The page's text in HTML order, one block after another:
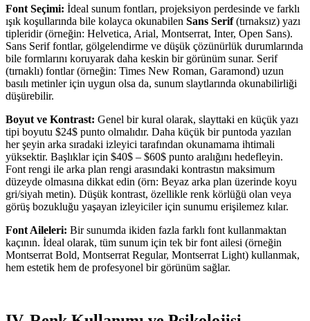
Font Seçimi: İdeal sunum fontları, projeksiyon perdesinde ve farklı
ışık koşullarında bile kolayca okunabilen Sans Serif(tırnaksız) yazı
tipleridir (örneğin: Helvetica, Arial, Montserrat, Inter, Open Sans).
Sans Serif fontlar, gölgelendirme ve düşük çözünürlük durumlarında
bile formlarını koruyarak daha keskin bir görünüm sunar. Serif
(tırnaklı) fontlar (örneğin: Times New Roman, Garamond) uzun
basılı metinler için uygun olsa da, sunum slaytlarında okunabilirliği
düşürebilir.
Boyut ve Kontrast: Genel bir kural olarak, slayttaki en küçük yazı
tipi boyutu $24$ punto olmalıdır. Daha küçük bir puntoda yazılan
her şeyin arka sıradaki izleyici tarafından okunamama ihtimali
yüksektir. Başlıklar için $40$ – $60$ punto aralığını hedefleyin.
Font rengi ile arka plan rengi arasındaki kontrastın maksimum
düzeyde olmasına dikkat edin (örn: Beyaz arka plan üzerinde koyu
gri/siyah metin). Düşük kontrast, özellikle renk körlüğü olan veya
görüş bozukluğu yaşayan izleyiciler için sunumu erişilemez kılar.
Font Aileleri: Bir sunumda ikiden fazla farklı font kullanmaktan
kaçının. İdeal olarak, tüm sunum için tek bir font ailesi (örneğin
Montserrat Bold, Montserrat Regular, Montserrat Light) kullanmak,
hem estetik hem de profesyonel bir görünüm sağlar.